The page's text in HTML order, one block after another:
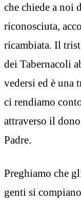
che chiede a noi
riconosciuta,
ricambiata. Il
dei Tabernacoli
vedersi ed è una
ci rendiamo
attraverso il
Padre.
Preghiamo che
genti si